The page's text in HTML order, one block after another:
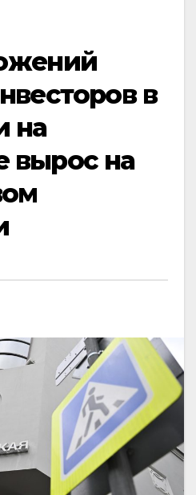
в
на
вырос на